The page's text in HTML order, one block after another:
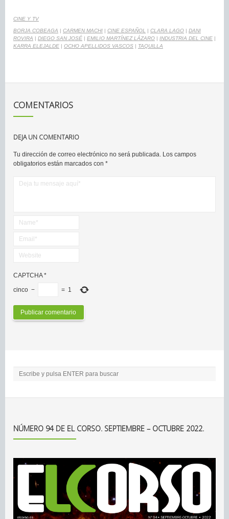
CINE Y TV
BORJA COBEAGA CARMEN MACHI CINE ESPAÑOL CLARA LAGO
DANI
ROVIRA
DIEGO SAN JOSÉ EMILIO MARTÍNEZ LÁZARO INDUSTRIA DEL CINE
KARRA ELEJALDE
OCHO APELLIDOS VASCOS TAQUILLA
COMENTARIOS
DEJA UN COMENTARIO
Tu dirección de correo electrónico no será publicada. Los campos
obligatorios están marcados con *
CAPTCHA*
cinco − = 1
NÚMERO 94 DE EL CORSO. SEPTIEMBRE – OCTUBRE 2022.